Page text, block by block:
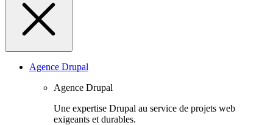
Agence Drupal
Agence Drupal
Une expertise Drupal au service de projets web
exigeants et durables.